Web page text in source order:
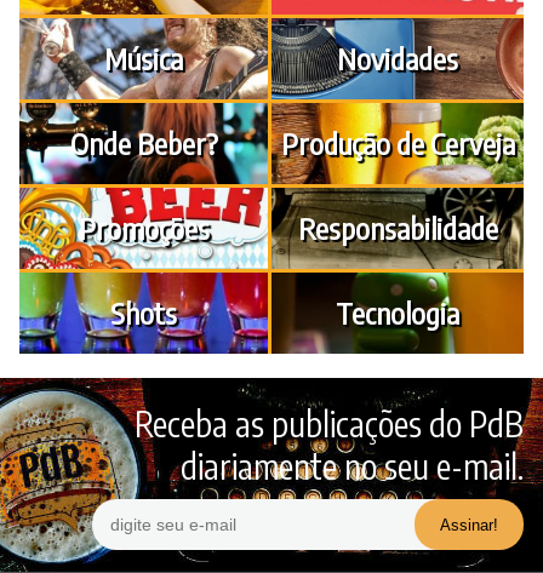
Música Novidades
Onde Beber? Produção de Cerveja
Promoções Responsabilidade
Shots Tecnologia
Receba as publicações do PdB
diariamente no seu e-mail.